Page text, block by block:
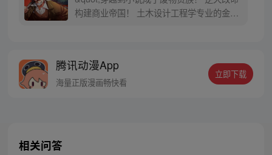
构建商业帝国！ 土木设计工程学专业的金修
救活它啊！设计，建设，出售啊！&quot;
腾讯动漫App
海量正版漫画畅快看
立即下载
相关问答